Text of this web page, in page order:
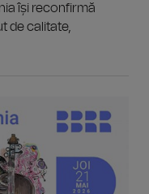
își reconfirmă
de calitate,